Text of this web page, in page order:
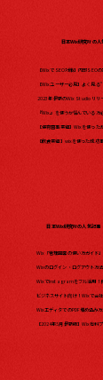
日本Wix研究所の人
【WixでSEO対策】内部SEO
【Wixユーザー必見】よく見る
2023年最新のWix Studio リリ
『Wix』を使うか悩んでいる
【保育園事業編】Wixを使った
【飲食業編】wixを使った成功
日本Wix研究所の人気記事
Wix「管理画面の使い方ガイド
Wixのログイン・ログアウト方
WixでInstagramをフル活用！
ビジネスサイト向け！Wixで会
WixエディタでのPDF埋め込み
【2024年5月最新版】Wix有料